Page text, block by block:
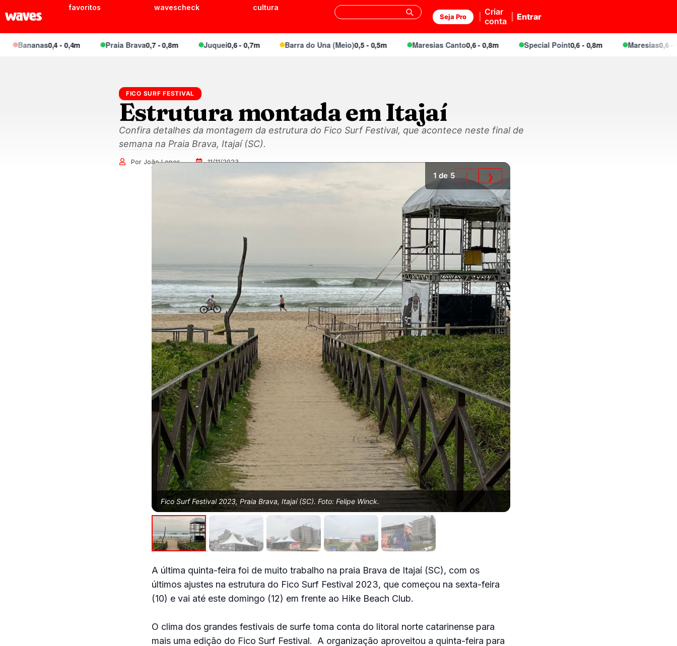
favoritos wavescheck cultura
Seja Pro
Criar
conta
Entrar
0,4 - 0,4m Praia Brava 0,7 - 0,8m Juquei0,6 - 0,7m Barra do Una (Meio)0,5 - 0,5m Maresias Canto0,6 - 0,8m Special Point0,6 - 0,8m Maresias0,6 - 0,8m
FICO SURF FESTIVAL
Estrutura montada em Itajaí
Confira detalhes da montagem da estrutura do Fico Surf Festival, que acontece neste final de
semana na Praia Brava, Itajaí (SC).
Por João Lopes 11/11/2023
Fico Surf Festival 2023, Praia Brava, Itajaí (SC). Foto: Felipe Winck.
1 de 5 ❮ ❯
A última quinta-feira foi de muito trabalho na praia Brava de Itajaí (SC), com os
últimos ajustes na estrutura do Fico Surf Festival 2023, que começou na sexta-feira
(10) e vai até este domingo (12) em frente ao Hike Beach Club.
O clima dos grandes festivais de surfe toma conta do litoral norte catarinense para
mais uma edição do Fico Surf Festival. A organização aproveitou a quinta-feira para